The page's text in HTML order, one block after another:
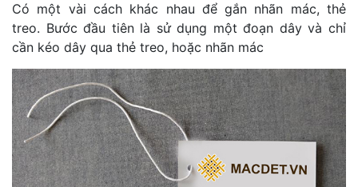
Có một vài cách khác nhau để gắn nhãn mác, thẻ
treo. Bước đầu tiên là sử dụng một đoạn dây và chỉ
cần kéo dây qua thẻ treo, hoặc nhãn mác